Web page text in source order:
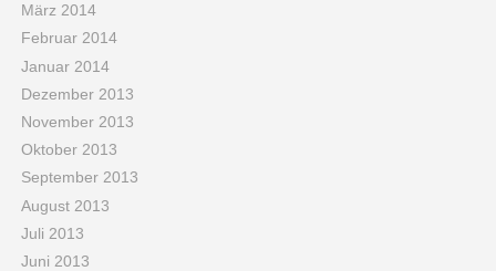
März 2014
Februar 2014
Januar 2014
Dezember 2013
November 2013
Oktober 2013
September 2013
August 2013
Juli 2013
Juni 2013